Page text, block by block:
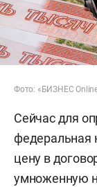
Фото: «БИЗНЕС
Сейчас для
федеральная
цену в
умноженную